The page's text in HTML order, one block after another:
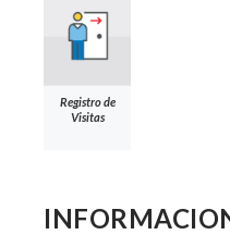
Registro de
Visitas